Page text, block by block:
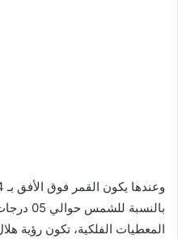
المعطيات الفلكية، تكون رؤية